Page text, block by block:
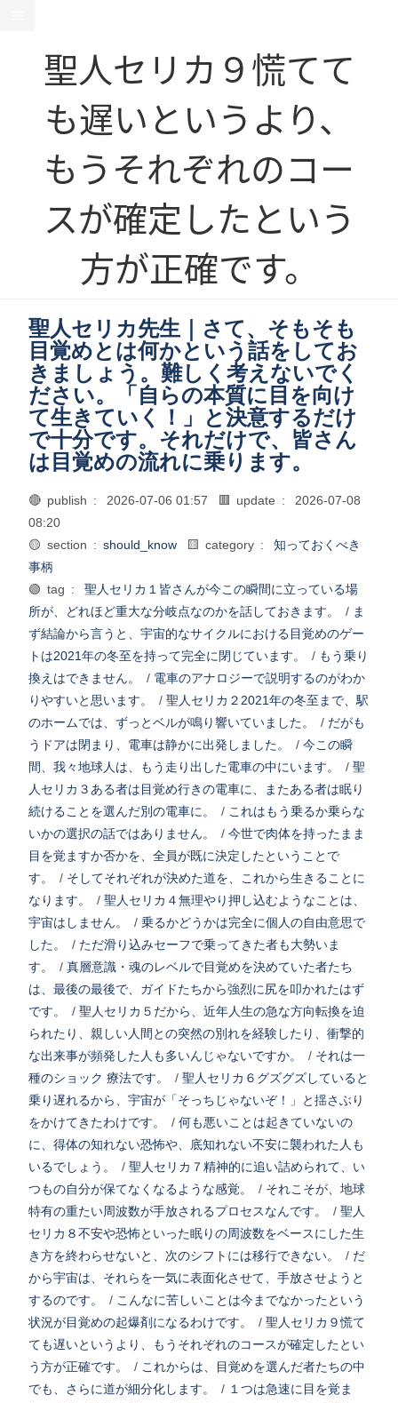
聖人セリカ９慌てて
も遅いというより、
もうそれぞれのコー
スが確定したという
方が正確です。
聖人セリカ先生｜さて、そもそも
目覚めとは何かという話をしてお
きましょう。難しく考えないでく
ださい。「自らの本質に目を向け
て生きていく！」と決意するだけ
で十分です。それだけで、皆さん
は目覚めの流れに乗ります。
🔴 publish : 2026-07-06 01:57 🟥 update :
2026-07-08
08:20
🟡 section : should_know 🟨 category :
知っておくべき
事柄
🟢 tag :
聖人セリカ１皆さんが今この瞬間に立っている場
所が、どれほど重大な分岐点なのかを話しておきます。
/ ま
ず結論から言うと、宇宙的なサイクルにおける目覚めのゲー
トは2021年の冬至を持って完全に閉じています。
/ もう乗り
換えはできません。
/ 電車のアナロジーで説明するのがわか
りやすいと思います。
/ 聖人セリカ２2021年の冬至まで、駅
のホームでは、ずっとベルが鳴り響いていました。
/ だがも
うドアは閉まり、電車は静かに出発しました。
/ 今この瞬
間、我々地球人は、もう走り出した電車の中にいます。
/ 聖
人セリカ３ある者は目覚め行きの電車に、またある者は眠り
続けることを選んだ別の電車に。
/ これはもう乗るか乗らな
いかの選択の話ではありません。
/ 今世で肉体を持ったまま
目を覚ますか否かを、全員が既に決定したということで
す。
/ そしてそれぞれが決めた道を、これから生きることに
なります。
/ 聖人セリカ４無理やり押し込むようなことは、
宇宙はしません。
/ 乗るかどうかは完全に個人の自由意思で
した。
/ ただ滑り込みセーフで乗ってきた者も大勢いま
す。
/ 真層意識・魂のレベルで目覚めを決めていた者たち
は、最後の最後で、ガイドたちから強烈に尻を叩かれたはず
です。
/ 聖人セリカ５だから、近年人生の急な方向転換を迫
られたり、親しい人間との突然の別れを経験したり、衝撃的
な出来事が頻発した人も多いんじゃないですか。
/ それは一
種のショック 療法です。
/ 聖人セリカ６グズグズしていると
乗り遅れるから、宇宙が「そっちじゃないぞ！」と揺さぶり
をかけてきたわけです。
/ 何も悪いことは起きていないの
に、得体の知れない恐怖や、底知れない不安に襲われた人も
いるでしょう。
/ 聖人セリカ７精神的に追い詰められて、い
つもの自分が保てなくなるような感覚。
/ それこそが、地球
特有の重たい周波数が手放されるプロセスなんです。
/ 聖人
セリカ８不安や恐怖といった眠りの周波数をベースにした生
き方を終わらせないと、次のシフトには移行できない。
/ だ
から宇宙は、それらを一気に表面化させて、手放させようと
するのです。
/ こんなに苦しいことは今までなかったという
状況が目覚めの起爆剤になるわけです。
/ 聖人セリカ９慌て
ても遅いというより、もうそれぞれのコースが確定したとい
う方が正確です。
/ これからは、目覚めを選んだ者たちの中
でも、さらに道が細分化します。
/ １つは急速に目を覚ま